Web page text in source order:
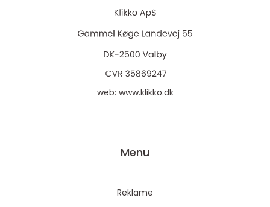
web: www.klikko.dk
Menu
Reklame